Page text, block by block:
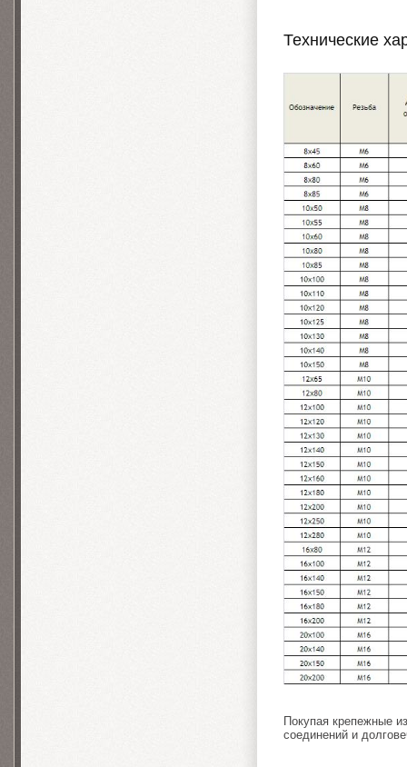
Технические
Покупая крепежные
соединений и